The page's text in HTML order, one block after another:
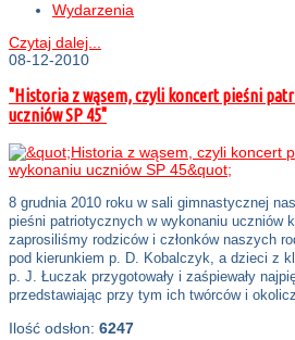
Wydarzenia
Czytaj dalej...
08-12-2010
"Historia z wąsem, czyli koncert pieśni
uczniów SP 45"
8 grudnia 2010 roku w sali gimnastycznej
pieśni patriotycznych w wykonaniu uczniów
zaprosiliśmy rodziców i członków naszych
pod kierunkiem p. D. Kobalczyk, a dzieci z
p. J. Łuczak przygotowały i zaśpiewały
przedstawiając przy tym ich twórców i
Ilość odsłon: 6247